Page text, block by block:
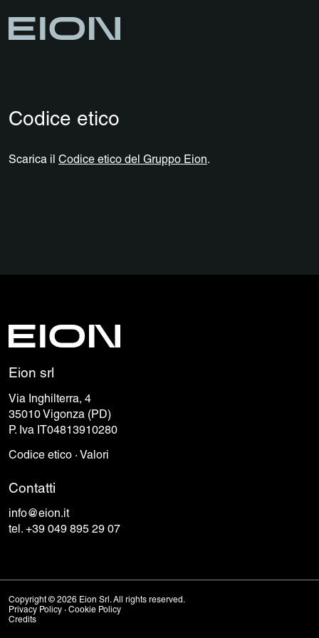
Codice etico
Scarica il Codice etico del Gruppo Eion.
Eion srl
Via Inghilterra, 4
35010 Vigonza (PD)
P. Iva IT04813910280
Codice etico · Valori
Contatti
info@eion.it
tel. +39 049 895 29 07
Copyright © 2026 Eion Srl. All rights reserved.
Privacy Policy · Cookie Policy
Credits